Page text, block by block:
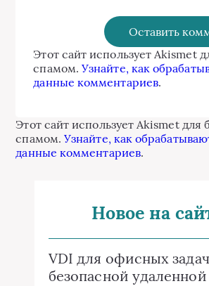
Этот сайт использует Akismet
спамом.Узнайте, как
данные комментариев.
Этот сайт использует Akismet для
спамом.Узнайте, как
данные комментариев.
Новое на
VDI для офисных
безопасной